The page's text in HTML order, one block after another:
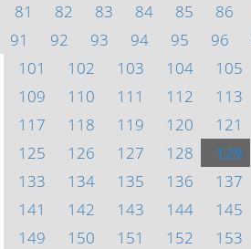
81
82 83 84 85 86
91
92 93 94 95 96
101
102 103 104 105
109
110 111 112 113
117
118 119 120 121
125
126 127 128 129
133
134 135 136 137
141
142 143 144 145
149
150 151 152 153